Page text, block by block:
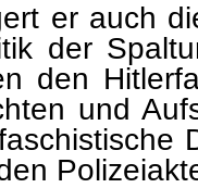
er auch
der
den
und